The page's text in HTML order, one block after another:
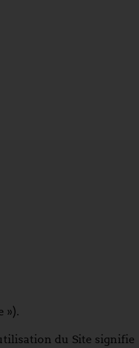
»).
du Site signifie